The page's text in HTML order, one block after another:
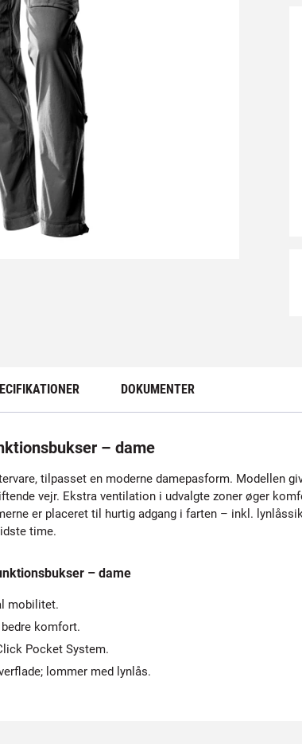
DOKUMENTER
– dame
tilpasset en moderne damepasform. Modellen
vejr. Ekstra ventilation i udvalgte zoner øger
er placeret til hurtig adgang i farten – inkl.
time.
– dame
mobilitet.
komfort.
Pocket System.
lommer med lynlås.